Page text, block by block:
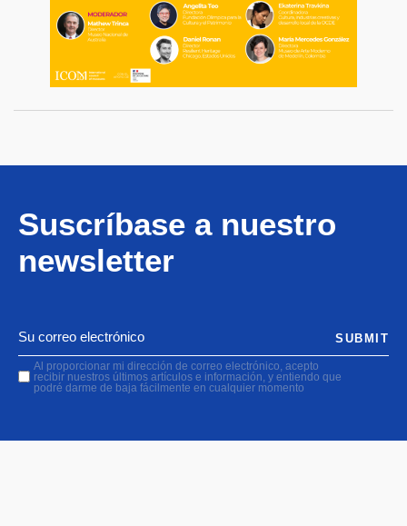
Suscríbase a nuestro
newsletter
Al proporcionar mi dirección de correo electrónico, acepto
recibir nuestros últimos artículos e información, y entiendo que
podré darme de baja fácilmente en cualquier momento
SUBMIT